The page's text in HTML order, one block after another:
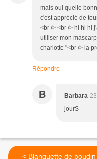
mais oui quelle
c'est apprécié de
<br /> <br /> hi hi hi
utiliser mon
charlotte "<br /> la
Répondre
B Barbara
jourS
< Blanquette de boudin